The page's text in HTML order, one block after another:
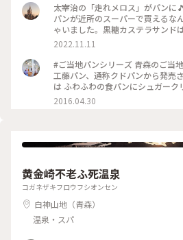
太宰治の「走れメロス」がパンに
パンが近所のスーパーで買えるな
ゃいました。黒糖カステラサンド
ていて、18.5×13㎝で単行本ほぼ
はすごく大きく見えました。テー
思えなかったです🎵 #工藤パン
ス #ご当地パン
2022.11.11
#ご当地パンシリーズ 青森のご当
工藤パン、通称クドパンから発売
は ふわふわの食パンにシュガー
しい感じのパンでした 意外とカロリー高いんだけど、 ふわふ
わあまあまでペロリ！ #ご当地パン #春のご当地パン祭り #青
2016.04.30
黄金崎不老ふ死温泉
コガネザキフロウフシオンセン
白神山地（青森）
温泉・スパ